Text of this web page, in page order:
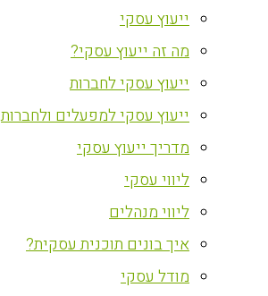
ייעוץ עסקי
מה זה ייעוץ עסקי?
ייעוץ עסקי לחברות
ייעוץ עסקי למפעלים ולחברות
מדריך ייעוץ עסקי
ליווי עסקי
ליווי מנהלים
איך בונים תוכנית עסקית?
מודל עסקי